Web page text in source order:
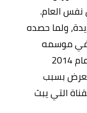
نفس العام.
ولما حصده
موسمه
الثالث والأخير، عقد فريق عمل البرنامج عام 2014
بسبب
التي يبث